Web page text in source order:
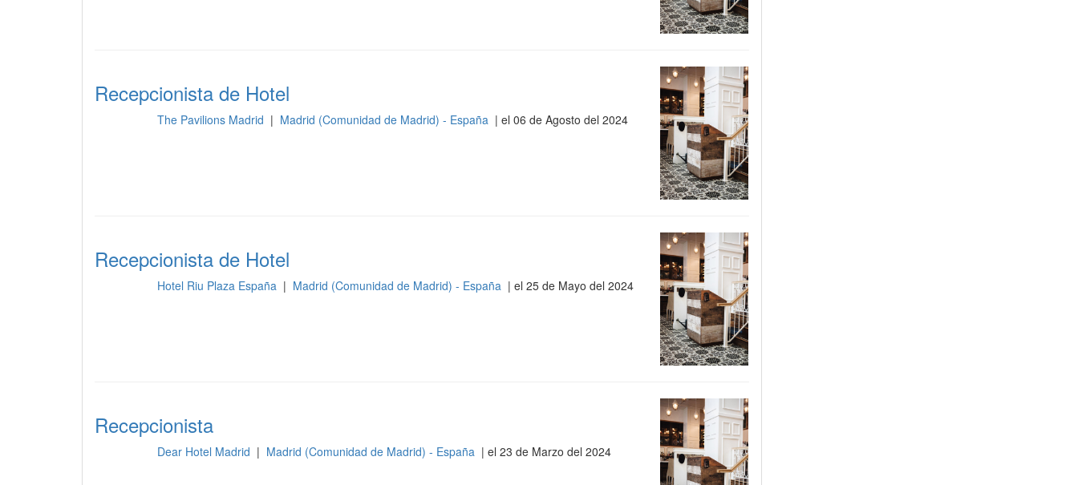
Recepcionista de Hotel
The Pavilions Madrid | Madrid (Comunidad de Madrid) - España | el 06 de Agosto del 2024
Recepcionista de Hotel
Hotel Riu Plaza España | Madrid (Comunidad de Madrid) - España | el 25 de Mayo del 2024
Recepcionista
Dear Hotel Madrid | Madrid (Comunidad de Madrid) - España | el 23 de Marzo del 2024